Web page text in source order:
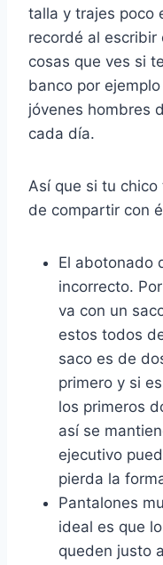
talla y trajes poco
recordé al escribir
cosas que ves si
banco por
jóvenes hombres
cada día.
Así que si tu
de compartir con
El abotonado
incorrecto.
va con un
estos todos
saco es de
primero y si
los primeros
así se
ejecutivo
pierda la
Pantalones
ideal es que
queden justo